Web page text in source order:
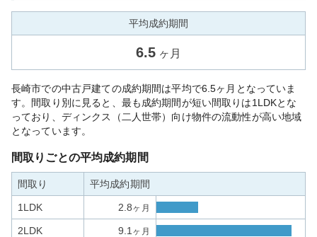
平均成約期間
6.5 ヶ月
長崎市での中古戸建ての成約期間は平均で6.5ヶ月となっていま
す。間取り別に見ると、最も成約期間が短い間取りは1LDKとな
っており、ディンクス（二人世帯）向け物件の流動性が高い地域
となっています。
間取りごとの平均成約期間
間取り 平均成約期間
1LDK 2.8ヶ月
2LDK 9.1 ヶ月